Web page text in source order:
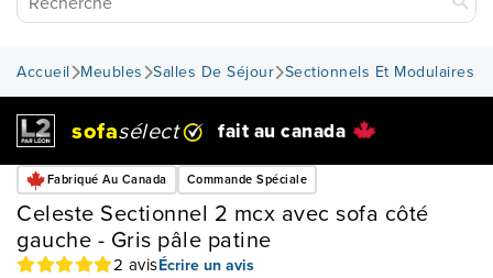
Accueil Meubles Salles De Séjour Sectionnels Et Modulaires
sofasélect fait au canada
Fabriqué Au Canada Commande Spéciale
Celeste Sectionnel 2 mcx avec sofa côté
gauche - Gris pâle patine
2 avisÉcrire un avis